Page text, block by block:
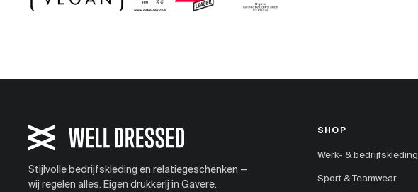
Stijlvolle bedrijfskleding en relatiegeschenken —
wij regelen alles. Eigen drukkerij in Gavere.
SHOP
Werk- & bedrijfskleding
Sport & Teamwear